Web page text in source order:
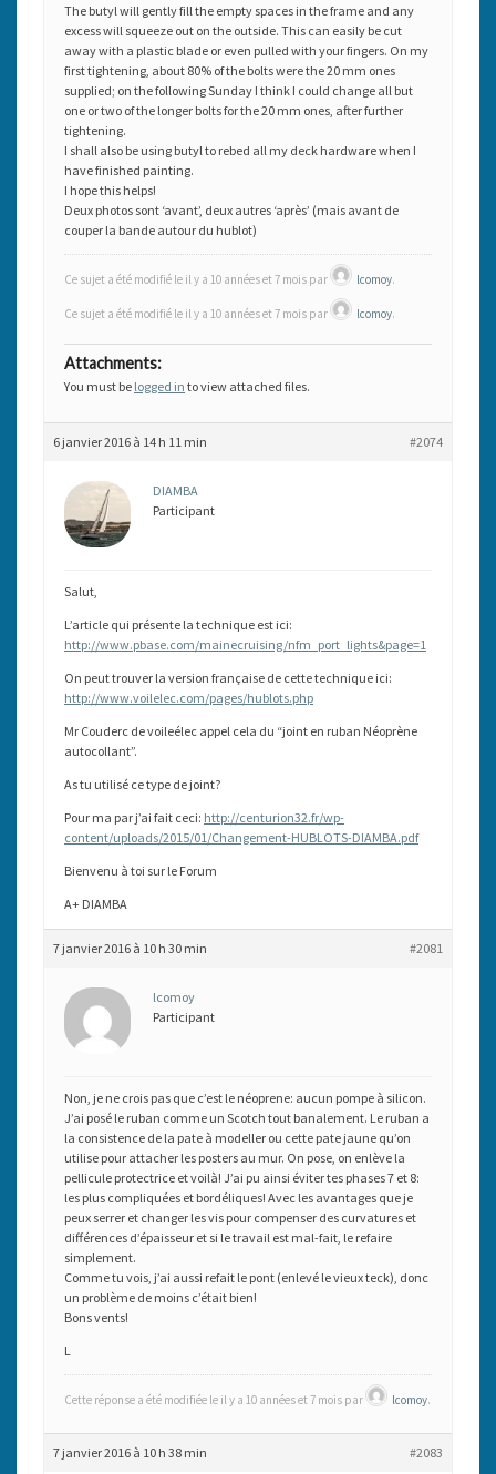
The butyl will gently fill the empty spaces in the frame and any
excess will squeeze out on the outside. This can easily be cut
away with a plastic blade or even pulled with your fingers. On my
first tightening, about 80% of the bolts were the 20 mm ones
supplied; on the following Sunday I think I could change all but
one or two of the longer bolts for the 20 mm ones, after further
tightening.
I shall also be using butyl to rebed all my deck hardware when I
have finished painting.
I hope this helps!
Deux photos sont ‘avant’, deux autres ‘après’ (mais avant de
couper la bande autour du hublot)
Ce sujet a été modifié le il y a 10 années et 7 mois par lcomoy.
Ce sujet a été modifié le il y a 10 années et 7 mois par lcomoy.
Attachments:
You must be logged in to view attached files.
6 janvier 2016 à 14 h 11 min #2074
DIAMBA
Participant
Salut,
L’article qui présente la technique est ici:
http://www.pbase.com/mainecruising/nfm_port_lights&page=1
On peut trouver la version française de cette technique ici:
http://www.voilelec.com/pages/hublots.php
Mr Couderc de voileélec appel cela du “joint en ruban Néoprène
autocollant”.
As tu utilisé ce type de joint?
Pour ma par j’ai fait ceci: http://centurion32.fr/wp-
content/uploads/2015/01/Changement-HUBLOTS-DIAMBA.pdf
Bienvenu à toi sur le Forum
A+ DIAMBA
7 janvier 2016 à 10 h 30 min #2081
lcomoy
Participant
Non, je ne crois pas que c’est le néoprene: aucun pompe à silicon.
J’ai posé le ruban comme un Scotch tout banalement. Le ruban a
la consistence de la pate à modeller ou cette pate jaune qu’on
utilise pour attacher les posters au mur. On pose, on enlève la
pellicule protectrice et voilà! J’ai pu ainsi éviter tes phases 7 et 8:
les plus compliquées et bordéliques! Avec les avantages que je
peux serrer et changer les vis pour compenser des curvatures et
différences d’épaisseur et si le travail est mal-fait, le refaire
simplement.
Comme tu vois, j’ai aussi refait le pont (enlevé le vieux teck), donc
un problème de moins c’était bien!
Bons vents!
L
Cette réponse a été modifiée le il y a 10 années et 7 mois par lcomoy.
7 janvier 2016 à 10 h 38 min #2083